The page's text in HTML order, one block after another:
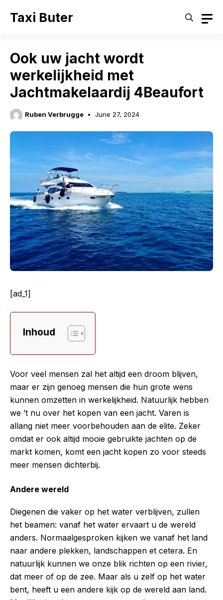
Taxi Buter
Ook uw jacht wordt
werkelijkheid met
Jachtmakelaardij 4Beaufort
Ruben Verbrugge June 27, 2024
[ad_1]
Inhoud
Voor veel mensen zal het altijd een droom blijven,
maar er zijn genoeg mensen die hun grote wens
kunnen omzetten in werkelijkheid. Natuurlijk hebben
we ’t nu over het kopen van een jacht. Varen is
allang niet meer voorbehouden aan de elite. Zeker
omdat er ook altijd mooie gebruikte jachten op de
markt komen, komt een jacht kopen zo voor steeds
meer mensen dichterbij.
Andere wereld
Diegenen die vaker op het water verblijven, zullen
het beamen: vanaf het water ervaart u de wereld
anders. Normaalgesproken kijken we vanaf het land
naar andere plekken, landschappen et cetera. En
natuurlijk kunnen we onze blik richten op een rivier,
dat meer of op de zee. Maar als u zelf op het water
bent, heeft u een andere kijk op de wereld aan land.